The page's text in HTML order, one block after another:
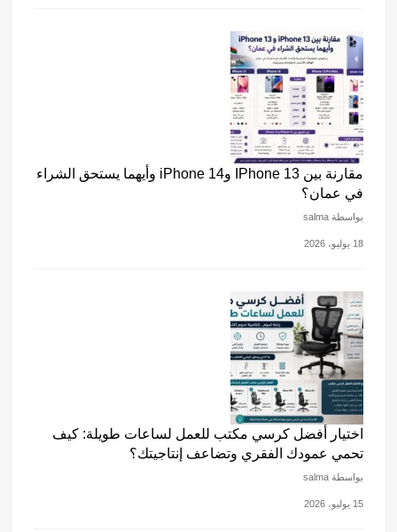
مقارنة بين IPhone 13 وiPhone 14 وأيهما يستحق الشراء
في عمان؟
بواسطة salma
18 يوليو، 2026
اختيار أفضل كرسي مكتب للعمل لساعات طويلة: كيف
تحمي عمودك الفقري وتضاعف إنتاجيتك؟
بواسطة salma
15 يوليو، 2026